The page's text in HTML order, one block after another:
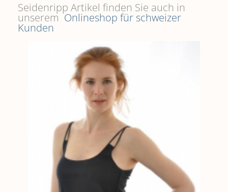
Seidenripp Artikel finden Sie auch in
unserem Onlineshop für schweizer
Kunden